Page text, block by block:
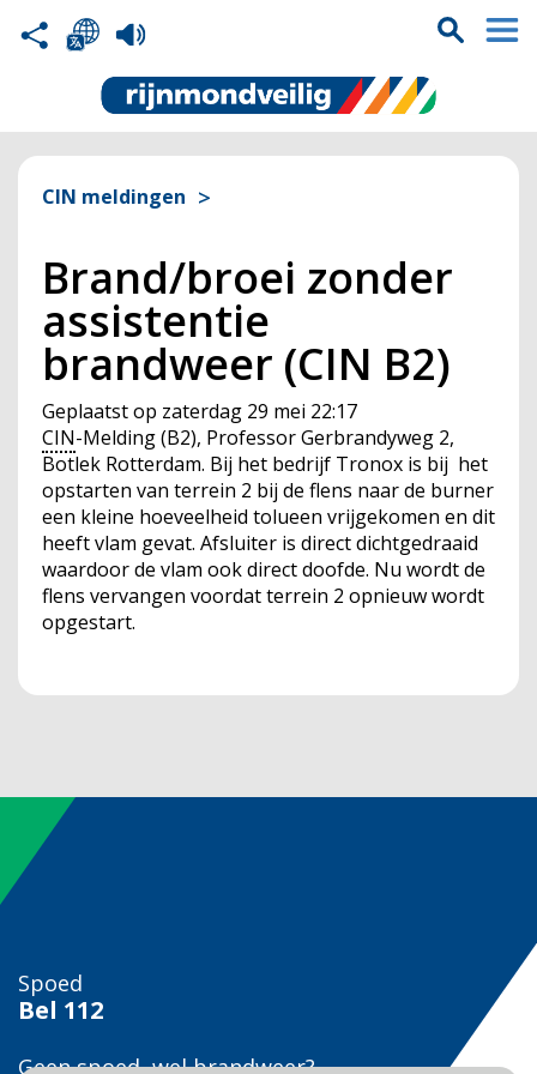
CIN meldingen
Brand/broei zonder
assistentie
brandweer (CIN B2)
Geplaatst op zaterdag 29 mei 22:17
CIN-Melding (B2), Professor Gerbrandyweg 2,
Botlek Rotterdam. Bij het bedrijf Tronox is bij het
opstarten van terrein 2 bij de flens naar de burner
een kleine hoeveelheid tolueen vrijgekomen en dit
heeft vlam gevat. Afsluiter is direct dichtgedraaid
waardoor de vlam ook direct doofde. Nu wordt de
flens vervangen voordat terrein 2 opnieuw wordt
opgestart.
Spoed
Bel 112
Geen spoed, wel brandweer?